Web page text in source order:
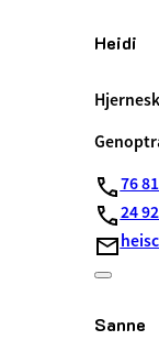
Heidi
76
24
Sanne